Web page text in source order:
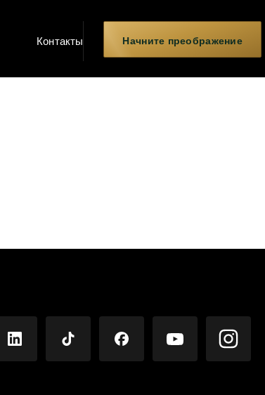
Контакты Начните преображение